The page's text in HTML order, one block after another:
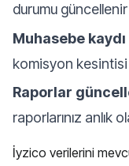
durumu güncellenir
Muhasebe
komisyon
Raporlar
raporlarınız anlık
İyzico verilerini